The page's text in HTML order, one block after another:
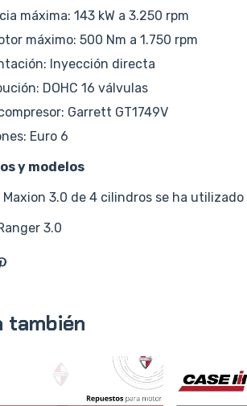
máxima: 143 kW a 3.250 rpm
máximo: 500 Nm a 1.750 rpm
Inyección directa
DOHC 16 válvulas
Garrett GT1749V
Euro 6
y modelos
Maxion 3.0 de 4 cilindros se ha
3.0
también